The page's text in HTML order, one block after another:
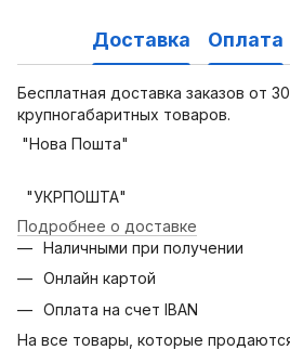
Доставка Оплата
Бесплатная доставка заказов от
крупногабаритных товаров.
"Нова Пошта"
"УКРПОШТА"
Подробнее о доставке
Наличными при получении
Онлайн картой
Оплата на счет IBAN
На все товары, которые